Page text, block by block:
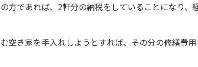
方であれば、2軒分の納税をしていることになり、
空き家を手入れしようとすれば、その分の修繕費